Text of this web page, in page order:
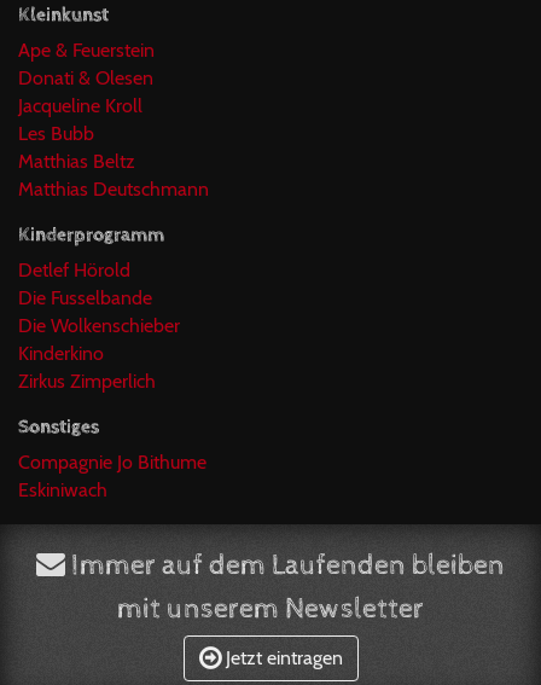
Kleinkunst
Ape & Feuerstein
Donati & Olesen
Jacqueline Kroll
Les Bubb
Matthias Beltz
Matthias Deutschmann
Kinderprogramm
Detlef Hörold
Die Fusselbande
Die Wolkenschieber
Kinderkino
Zirkus Zimperlich
Sonstiges
Compagnie Jo Bithume
Eskiniwach
Immer auf dem Laufenden bleiben
mit unserem Newsletter
Jetzt eintragen